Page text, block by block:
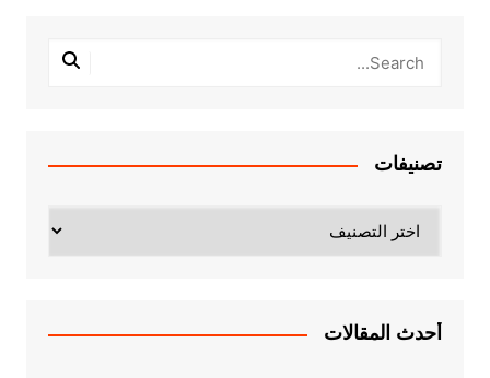
تصنيفات
أحدث المقالات